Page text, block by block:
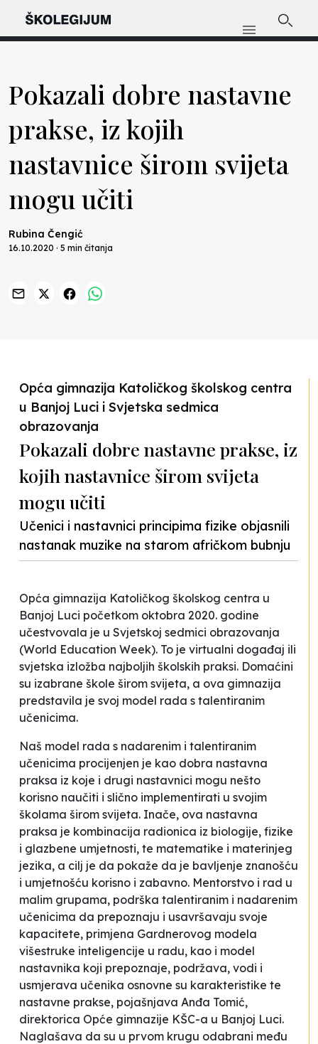
Pokazali dobre nastavne
prakse, iz kojih
nastavnice širom svijeta
mogu učiti
Rubina Čengić
16.10.2020 · 5 min čitanja
Opća gimnazija Katoličkog školskog centra
u Banjoj Luci i Svjetska sedmica
obrazovanja
Pokazali dobre nastavne prakse, iz
kojih nastavnice širom svijeta
mogu učiti
Učenici i nastavnici principima fizike objasnili
nastanak muzike na starom afričkom bubnju
Opća gimnazija Katoličkog školskog centra u
Banjoj Luci početkom oktobra 2020. godine
učestvovala je u Svjetskoj sedmici obrazovanja
(World Education Week). To je virtualni događaj ili
svjetska izložba najboljih školskih praksi. Domaćini
su izabrane škole širom svijeta, a ova gimnazija
predstavila je svoj model rada s talentiranim
učenicima.
Naš model rada s nadarenim i talentiranim
učenicima procijenjen je kao dobra nastavna
praksa iz koje i drugi nastavnici mogu nešto
korisno naučiti i slično implementirati u svojim
školama širom svijeta. Inače, ova nastavna
praksa je kombinacija radionica iz biologije, fizike
i glazbene umjetnosti, te matematike i materinjeg
jezika, a cilj je da pokaže da je bavljenje znanošću
i umjetnošću korisno i zabavno. Mentorstvo i rad u
malim grupama, podrška talentiranim i nadarenim
učenicima da prepoznaju i usavršavaju svoje
kapacitete, primjena Gardnerovog modela
višestruke inteligencije u radu, kao i model
nastavnika koji prepoznaje, podržava, vodi i
usmjerava učenika osnovne su karakteristike te
nastavne prakse, pojašnjava Anđa Tomić,
direktorica Opće gimnazije KŠC-a u Banjoj Luci.
Naglašava da su u prvom krugu odabrani među